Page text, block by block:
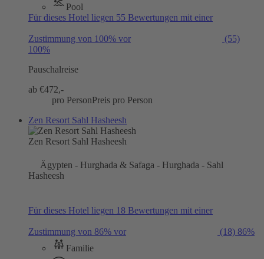
Pool
Für dieses Hotel liegen 55 Bewertungen mit einer
Zustimmung von 100% vor
(55)
100%
Pauschalreise
ab €472,-
pro PersonPreis pro Person
Zen Resort Sahl Hasheesh
Zen Resort Sahl Hasheesh
Ägypten - Hurghada & Safaga - Hurghada - Sahl
Hasheesh
Für dieses Hotel liegen 18 Bewertungen mit einer
Zustimmung von 86% vor (18) 86%
Familie